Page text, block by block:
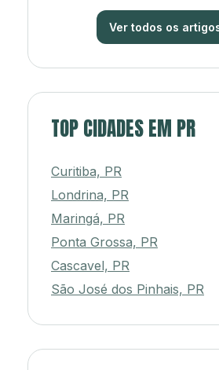
Ver todos os
TOP CIDADES EM PR
Curitiba, PR
Londrina, PR
Maringá, PR
Ponta Grossa, PR
Cascavel, PR
São José dos Pinhais, PR